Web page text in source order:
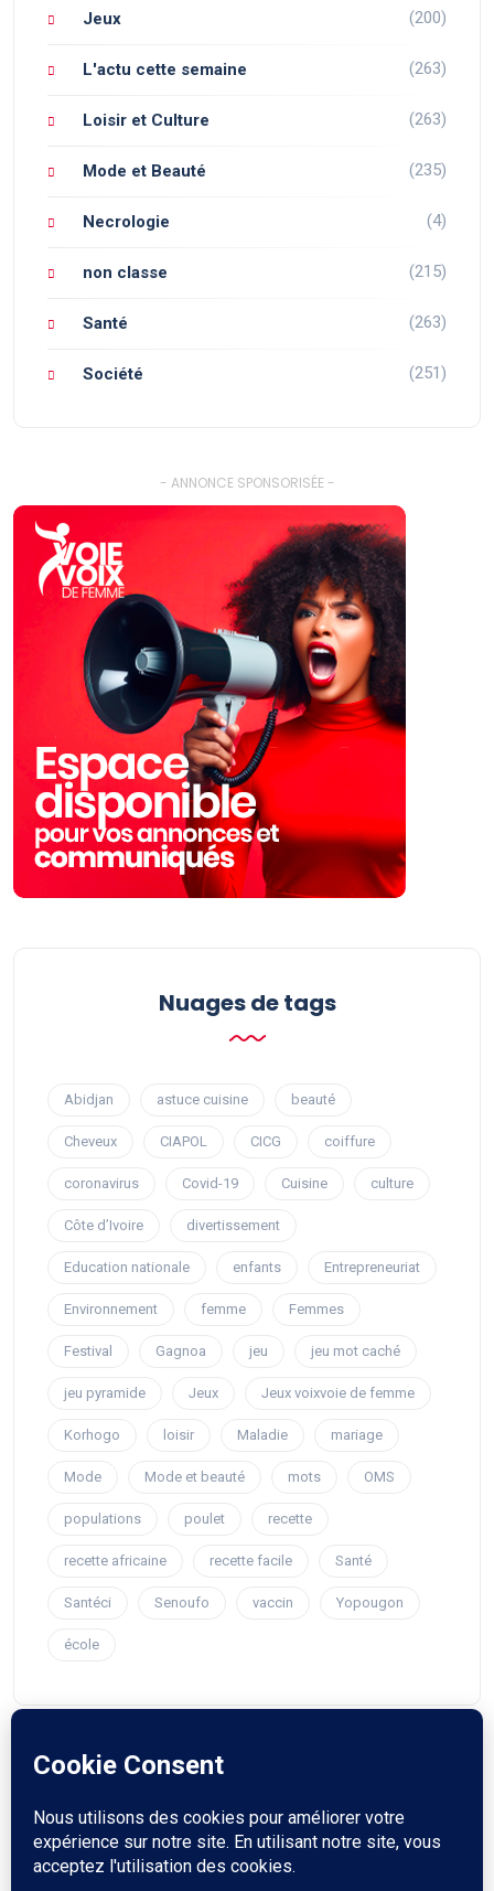
Jeux (200)
L'actu cette semaine (263)
Loisir et Culture (263)
Mode et Beauté (235)
Necrologie (4)
non classe (215)
Santé (263)
Société (251)
- ANNONCE SPONSORISÉE -
Nuages ​​de tags
Abidjan astuce cuisine beauté
Cheveux CIAPOL CICG coiffure
coronavirus Covid-19 Cuisine culture
Côte d’Ivoire divertissement
Education nationale enfants Entrepreneuriat
Environnement femme Femmes
Festival Gagnoa jeu jeu mot caché
jeu pyramide Jeux Jeux voixvoie de femme
Korhogo loisir Maladie mariage
Mode Mode et beauté mots OMS
populations poulet recette
recette africaine recette facile Santé
Santéci Senoufo vaccin Yopougon
école
© 2023 voiedefemme. Touts droit reservés.